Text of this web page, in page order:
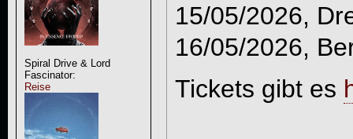
Spiral Drive & Lord
Fascinator:
Reise
15/05/2026,
16/05/2026,
Tickets gibt es